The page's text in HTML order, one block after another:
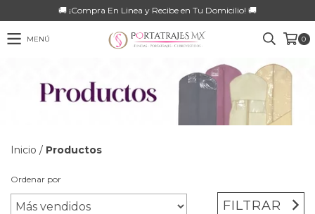
🚚 ¡Compra En Linea y Recibe en Tu Domicilio! 🚚
MENÚ 0
Inicio / Productos
Ordenar por
FILTRAR